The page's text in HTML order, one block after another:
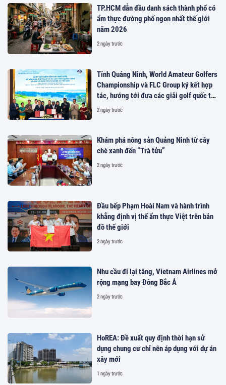
TP.HCM dẫn đầu danh sách thành phố có
ẩm thực đường phố ngon nhất thế giới
năm 2026
2 ngày trước
Tỉnh Quảng Ninh, World Amateur Golfers
Championship và FLC Group ký kết hợp
tác, hướng tới đưa các giải golf quốc tế
đến Việt Nam
2 ngày trước
Khám phá nông sản Quảng Ninh từ cây
chè xanh đến “Trà tửu”
2 ngày trước
Đầu bếp Phạm Hoài Nam và hành trình
khẳng định vị thế ẩm thực Việt trên bản
đồ thế giới
2 ngày trước
Nhu cầu đi lại tăng, Vietnam Airlines mở
rộng mạng bay Đông Bắc Á
2 ngày trước
HoREA: Đề xuất quy định thời hạn sử
dụng chung cư chỉ nên áp dụng với dự án
xây mới
1 ngày trước